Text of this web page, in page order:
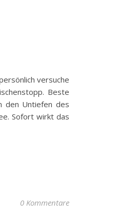
versuche
Beste
den Untiefen des
Sofort wirkt das
0 Kommentare